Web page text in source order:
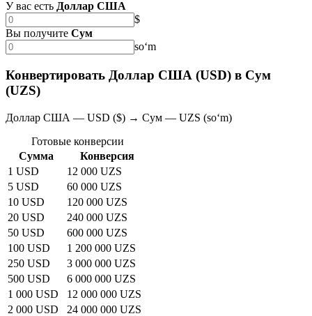
У вас есть Доллар США
$
Вы получите Сум
soʻm
Конвертировать Доллар США (USD) в Сум
(UZS)
Доллар США — USD ($) → Сум — UZS (soʻm)
Готовые конверсии
Сумма
Конверсия
1 USD
12 000 UZS
5 USD
60 000 UZS
10 USD
120 000 UZS
20 USD
240 000 UZS
50 USD
600 000 UZS
100 USD
1 200 000 UZS
250 USD
3 000 000 UZS
500 USD
6 000 000 UZS
1 000 USD
12 000 000 UZS
2 000 USD
24 000 000 UZS